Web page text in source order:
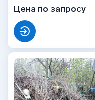
Цена по запросу